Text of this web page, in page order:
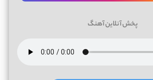
پخش آنلاین آهنگ